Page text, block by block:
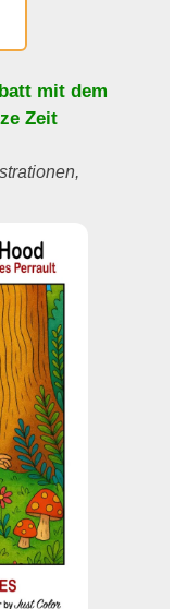
mit dem
Zeit